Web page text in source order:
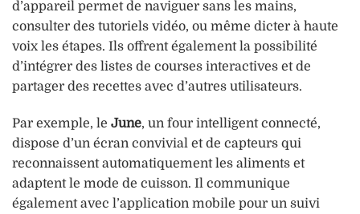
d’appareil permet de naviguer sans les mains,
consulter des tutoriels vidéo, ou même dicter à haute
voix les étapes. Ils offrent également la possibilité
d’intégrer des listes de courses interactives et de
partager des recettes avec d’autres utilisateurs.
Par exemple, le June, un four intelligent connecté,
dispose d’un écran convivial et de capteurs qui
reconnaissent automatiquement les aliments et
adaptent le mode de cuisson. Il communique
également avec l’application mobile pour un suivi